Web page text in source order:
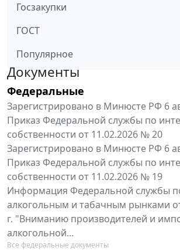
Госзакупки
ГОСТ
Популярное
Документы
Федеральные
Зарегистрировано в Минюсте РФ 6
Приказ Федеральной службы по
собственности от 11.02.2026 № 20
Зарегистрировано в Минюсте РФ 6
Приказ Федеральной службы по
собственности от 11.02.2026 № 19
Информация Федеральной службы
алкогольным и табачным рынками
г. "Вниманию производителей и
алкогольной...
Все федеральные документы